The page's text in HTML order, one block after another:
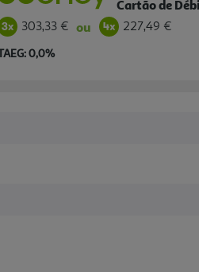
Cartão de
303,33 € ou 227,49 €
0,0%